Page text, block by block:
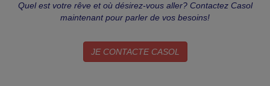
Quel est votre rêve et où désirez-vous aller? Contactez Casol
maintenant pour parler de vos besoins!
JE CONTACTE CASOL